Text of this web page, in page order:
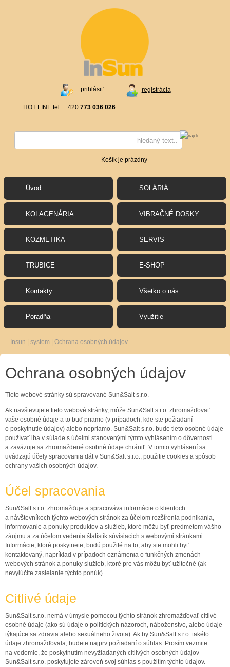
registrácia
prihlásiť
HOT LINE tel.: +420 773 036 026
Košík je prázdny
Úvod SOLÁRIÁ
KOLAGENÁRIA VIBRAČNÉ DOSKY
KOZMETIKA SERVIS
TRUBICE E-SHOP
Kontakty Všetko o nás
Poradňa Využitie
Insun system Ochrana osobných údajov
Ochrana osobných údajov
Tieto webové stránky sú spravované Sun&Salt s.r.o.
Ak navštevujete tieto webové stránky, môže Sun&Salt s.r.o. zhromažďovať
vaše osobné údaje a to buď priamo (v prípadoch, kde ste požiadaní
o poskytnutie údajov) alebo nepriamo. Sun&Salt s.r.o. bude tieto osobné údaje
používať iba v súlade s účelmi stanovenými týmto vyhlásením o dôvernosti
a zaväzuje sa zhromaždené osobné údaje chrániť. V tomto vyhlásení sa
uvádzajú účely spracovania dát v Sun&Salt s.r.o., použitie cookies a spôsob
ochrany vašich osobných údajov.
Účel spracovania
Sun&Salt s.r.o. zhromažďuje a spracováva informácie o klientoch
a návštevníkoch týchto webových stránok za účelom rozšírenia podnikania,
informovanie a ponuky produktov a služieb, ktoré môžu byť predmetom vášho
záujmu a za účelom vedenia štatistík súvisiacich s webovými stránkami.
Informácie, ktoré poskytnete, budú použité na to, aby ste mohli byť
kontaktovaný, napríklad v prípadoch oznámenia o funkčných zmenách
webových stránok a ponuky služieb, ktoré pre vás môžu byť užitočné (ak
nevylúčite zasielanie týchto ponúk).
Citlivé údaje
Sun&Salt s.r.o. nemá v úmysle pomocou týchto stránok zhromažďovať citlivé
osobné údaje (ako sú údaje o politických názoroch, náboženstvo, alebo údaje
týkajúce sa zdravia alebo sexuálneho života).Ak by Sun&Salt s.r.o. takéto
údaje zhromažďovala, budete najprv požiadaní o súhlas. Prosím vezmite
na vedomie, že poskytnutím nevyžiadaných citlivých osobných údajov
Sun&Salt s.r.o. poskytujete zároveň svoj súhlas s použitím týchto údajov.